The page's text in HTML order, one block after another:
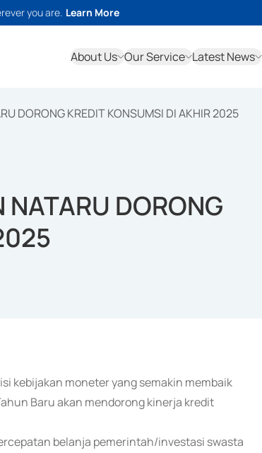
you are. Learn More
About Us Our Service Latest News
DORONG KREDIT KONSUMSI DI AKHIR 2025
DORONG
kebijakan moneter yang semakin membaik
Baru akan mendorong kinerja kredit
belanja pemerintah/investasi swasta